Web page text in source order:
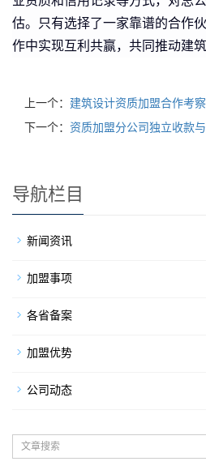
估。只有选择了一家靠谱的合作
作中实现互利共赢，共同推动建
上一个： 建筑设计资质加盟合作考
下一个： 资质加盟分公司独立收款
导航栏目
新闻资讯
加盟事项
各省备案
加盟优势
公司动态